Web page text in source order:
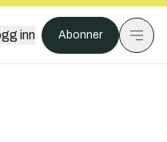
inn Abonner